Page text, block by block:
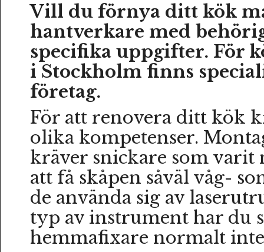
Vill du förnya ditt kök
hantverkare med
specifika uppgifter. För
i Stockholm finns
företag.
För att renovera ditt kök
olika kompetenser.
kräver snickare som varit
att få skåpen såväl våg-
de använda sig av
typ av instrument har du
hemmafixare normalt